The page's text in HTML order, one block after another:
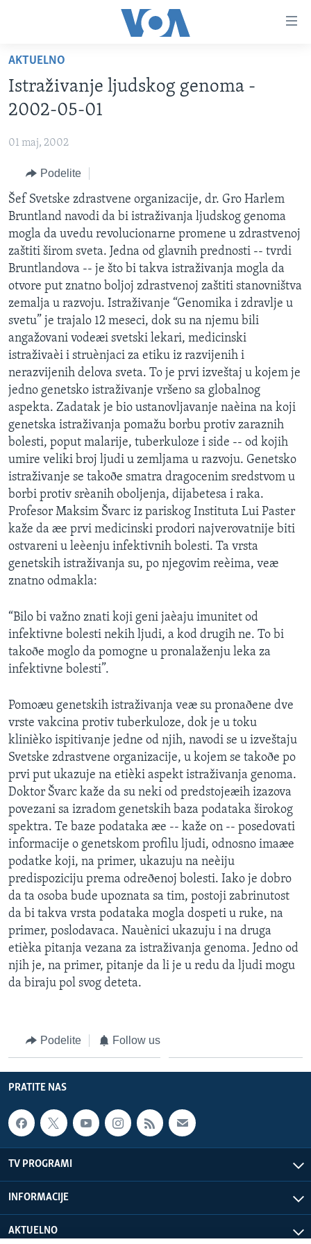
glavni
sadržaj
Idi
na
glavnu
navigaciju
pretragu
BALKAN
GLOBALNE TEME
EKONOMIJA
MEDICINA
KULTURA
DRUŠTVO
SPORT
INTERVJU
OTVORENI STUDIO
IZ AMERIKE
PRATITE NAS
Jezici
AKTUELNO
Istraživanje ljudskog genoma -
2002-05-01
01 maj, 2002
Podelite
Šef Svetske zdrastvene organizacije, dr. Gro Harlem
Bruntland navodi da bi istraživanja ljudskog genoma
mogla da uvedu revolucionarne promene u zdrastvenoj
zaštiti širom sveta. Jedna od glavnih prednosti -- tvrdi
Bruntlandova -- je što bi takva istraživanja mogla da
otvore put znatno boljoj zdrastvenoj zaštiti stanovništva
zemalja u razvoju. Istraživanje “Genomika i zdravlje u
svetu” je trajalo 12 meseci, dok su na njemu bili
angažovani vodeæi svetski lekari, medicinski
istraživaèi i struènjaci za etiku iz razvijenih i
nerazvijenih delova sveta. To je prvi izveštaj u kojem je
jedno genetsko istraživanje vršeno sa globalnog
aspekta. Zadatak je bio ustanovljavanje naèina na koji
genetska istraživanja pomažu borbu protiv zaraznih
bolesti, poput malarije, tuberkuloze i side -- od kojih
umire veliki broj ljudi u zemljama u razvoju. Genetsko
istraživanje se takoðe smatra dragocenim sredstvom u
borbi protiv srèanih oboljenja, dijabetesa i raka.
Profesor Maksim Švarc iz pariskog Instituta Lui Paster
kaže da æe prvi medicinski prodori najverovatnije biti
ostvareni u leèenju infektivnih bolesti. Ta vrsta
genetskih istraživanja su, po njegovim reèima, veæ
znatno odmakla:
“Bilo bi važno znati koji geni jaèaju imunitet od
infektivne bolesti nekih ljudi, a kod drugih ne. To bi
takoðe moglo da pomogne u pronalaženju leka za
infektivne bolesti”.
Pomoæu genetskih istraživanja veæ su pronaðene dve
vrste vakcina protiv tuberkuloze, dok je u toku
klinièko ispitivanje jedne od njih, navodi se u izveštaju
Svetske zdrastvene organizacije, u kojem se takoðe po
prvi put ukazuje na etièki aspekt istraživanja genoma.
Doktor Švarc kaže da su neki od predstojeæih izazova
povezani sa izradom genetskih baza podataka širokog
spektra. Te baze podataka æe -- kaže on -- posedovati
informacije o genetskom profilu ljudi, odnosno imaæe
podatke koji, na primer, ukazuju na neèiju
predispoziciju prema odreðenoj bolesti. Iako je dobro
da ta osoba bude upoznata sa tim, postoji zabrinutost
da bi takva vrsta podataka mogla dospeti u ruke, na
primer, poslodavaca. Nauènici ukazuju i na druga
etièka pitanja vezana za istraživanja genoma. Jedno od
njih je, na primer, pitanje da li je u redu da ljudi mogu
da biraju pol svog deteta.
Podelite Follow us
PRATITE NAS
TV PROGRAMI
INFORMACIJE
AKTUELNO